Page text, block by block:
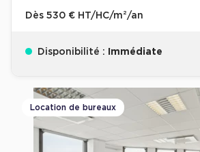
Dès 530 € HT/HC/m²/an
Disponibilité : Immédiate
Location de bureaux